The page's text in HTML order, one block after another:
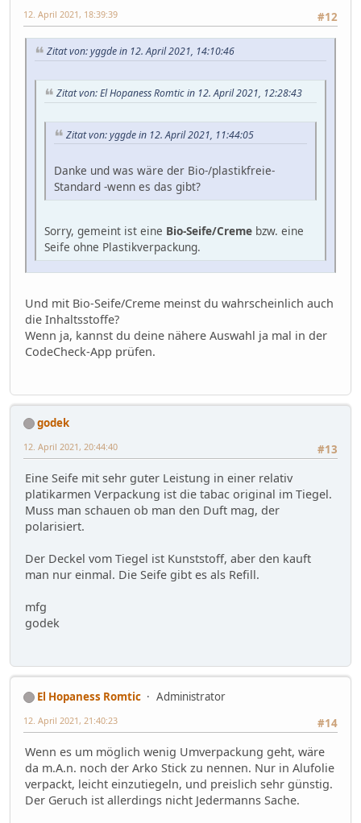
#12
12. April 2021, 18:39:39
Zitat von: yggde in 12. April 2021, 14:10:46
Zitat von: El Hopaness Romtic in 12. April 2021, 12:28:43
Zitat von: yggde in 12. April 2021, 11:44:05
Danke und was wäre der Bio-/plastikfreie-
Standard -wenn es das gibt?
Sorry, gemeint ist eine Bio-Seife/Creme bzw. eine
Seife ohne Plastikverpackung.
Und mit Bio-Seife/Creme meinst du wahrscheinlich auch
die Inhaltsstoffe?
Wenn ja, kannst du deine nähere Auswahl ja mal in der
CodeCheck-App prüfen.
godek
#13
12. April 2021, 20:44:40
Eine Seife mit sehr guter Leistung in einer relativ
platikarmen Verpackung ist die tabac original im Tiegel.
Muss man schauen ob man den Duft mag, der
polarisiert.
Der Deckel vom Tiegel ist Kunststoff, aber den kauft
man nur einmal. Die Seife gibt es als Refill.
mfg
godek
El Hopaness Romtic
Administrator
#14
12. April 2021, 21:40:23
Wenn es um möglich wenig Umverpackung geht, wäre
da m.A.n. noch der Arko Stick zu nennen. Nur in Alufolie
verpackt, leicht einzutiegeln, und preislich sehr günstig.
Der Geruch ist allerdings nicht Jedermanns Sache.